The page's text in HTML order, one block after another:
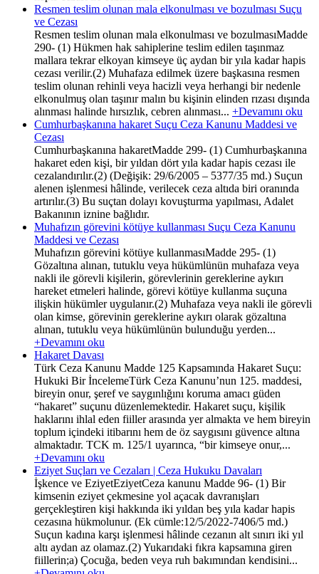
Resmen teslim olunan mala elkonulması ve bozulması Suçu
ve Cezası
Resmen teslim olunan mala elkonulması ve bozulmasıMadde
290- (1) Hükmen hak sahiplerine teslim edilen taşınmaz
mallara tekrar elkoyan kimseye üç aydan bir yıla kadar hapis
cezası verilir.(2) Muhafaza edilmek üzere başkasına resmen
teslim olunan rehinli veya hacizli veya herhangi bir nedenle
elkonulmuş olan taşınır malın bu kişinin elinden rızası dışında
alınması halinde hırsızlık, cebren alınması... +Devamını oku
Cumhurbaşkanına hakaret Suçu Ceza Kanunu Maddesi ve
Cezası
Cumhurbaşkanına hakaretMadde 299- (1) Cumhurbaşkanına
hakaret eden kişi, bir yıldan dört yıla kadar hapis cezası ile
cezalandırılır.(2) (Değişik: 29/6/2005 – 5377/35 md.) Suçun
alenen işlenmesi hâlinde, verilecek ceza altıda biri oranında
artırılır.(3) Bu suçtan dolayı kovuşturma yapılması, Adalet
Bakanının iznine bağlıdır.
Muhafızın görevini kötüye kullanması Suçu Ceza Kanunu
Maddesi ve Cezası
Muhafızın görevini kötüye kullanmasıMadde 295- (1)
Gözaltına alınan, tutuklu veya hükümlünün muhafaza veya
nakli ile görevli kişilerin, görevlerinin gereklerine aykırı
hareket etmeleri halinde, görevi kötüye kullanma suçuna
ilişkin hükümler uygulanır.(2) Muhafaza veya nakli ile görevli
olan kimse, görevinin gereklerine aykırı olarak gözaltına
alınan, tutuklu veya hükümlünün bulunduğu yerden...
+Devamını oku
Hakaret Davası
Türk Ceza Kanunu Madde 125 Kapsamında Hakaret Suçu:
Hukuki Bir İncelemeTürk Ceza Kanunu’nun 125. maddesi,
bireyin onur, şeref ve saygınlığını koruma amacı güden
“hakaret” suçunu düzenlemektedir. Hakaret suçu, kişilik
haklarını ihlal eden fiiller arasında yer almakta ve hem bireyin
toplum içindeki itibarını hem de öz saygısını güvence altına
almaktadır. TCK m. 125/1 uyarınca, “bir kimseye onur,...
+Devamını oku
Eziyet Suçları ve Cezaları | Ceza Hukuku Davaları
İşkence ve EziyetEziyetCeza kanunu Madde 96- (1) Bir
kimsenin eziyet çekmesine yol açacak davranışları
gerçekleştiren kişi hakkında iki yıldan beş yıla kadar hapis
cezasına hükmolunur. (Ek cümle:12/5/2022-7406/5 md.)
Suçun kadına karşı işlenmesi hâlinde cezanın alt sınırı iki yıl
altı aydan az olamaz.(2) Yukarıdaki fıkra kapsamına giren
fiillerin;a) Çocuğa, beden veya ruh bakımından kendisini...